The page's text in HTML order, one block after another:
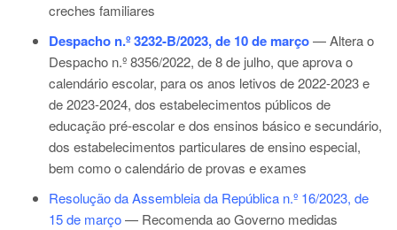
creches familiares
Despacho n.º 3232-B/2023, de 10 de março— Altera o
Despacho n.º 8356/2022, de 8 de julho, que aprova o
calendário escolar, para os anos letivos de 2022-2023 e
de 2023-2024, dos estabelecimentos públicos de
educação pré-escolar e dos ensinos básico e secundário,
dos estabelecimentos particulares de ensino especial,
bem como o calendário de provas e exames
Resolução da Assembleia da República n.º 16/2023, de
15 de março— Recomenda ao Governo medidas